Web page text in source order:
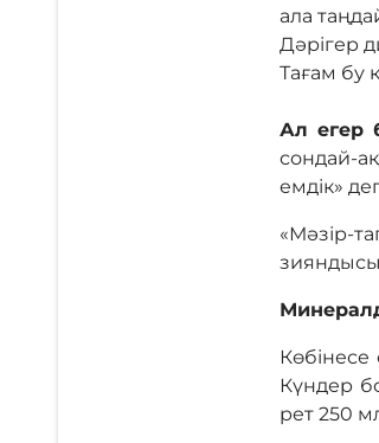
ала
Дәрігер
Тағам бу
Ал егер
сондай-
емдік»
«Мәзір-
Күндер
рет 250